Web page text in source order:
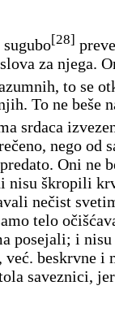
[28]
za njega.
to se
To ne beše
srdaca
nego od
Oni ne
nisu škropili
nečist
telo
posejali; i
beskrvne i
saveznici,